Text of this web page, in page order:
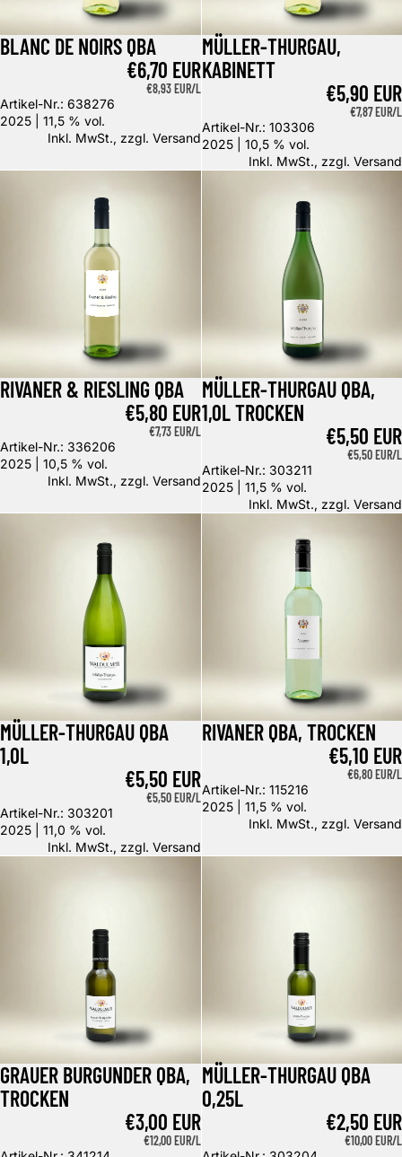
BLANC DE NOIRS QBA
€6,70 EUR
GRUNDPREIS
€8,93 EUR/L
Artikel-Nr.: 638276
2025 | 11,5 % vol.
Inkl. MwSt., zzgl. Versand
MÜLLER-THURGAU,
KABINETT
€5,90 EUR
€7,87 EUR/L
Artikel-Nr.: 103306
2025 | 10,5 % vol.
Inkl. MwSt., zzgl. Versand
RIVANER & RIESLING QBA
€5,80 EUR
GRUNDPREIS
€7,73 EUR/L
Artikel-Nr.: 336206
2025 | 10,5 % vol.
Inkl. MwSt., zzgl. Versand
MÜLLER-THURGAU QBA,
1,0L TROCKEN
€5,50 EUR
GRUNDPREIS
€5,50 EUR/L
Artikel-Nr.: 303211
2025 | 11,5 % vol.
Inkl. MwSt., zzgl. Versand
MÜLLER-THURGAU QBA
1,0L
€5,50 EUR
GRUNDPREIS
€5,50 EUR/L
Artikel-Nr.: 303201
2025 | 11,0 % vol.
Inkl. MwSt., zzgl. Versand
RIVANER QBA, TROCKEN
€5,10 EUR
GRUNDPREIS
€6,80 EUR/L
Artikel-Nr.: 115216
2025 | 11,5 % vol.
Inkl. MwSt., zzgl. Versand
GRAUER BURGUNDER QBA,
TROCKEN
€3,00 EUR
GRUNDPREIS
€12,00 EUR/L
MÜLLER-THURGAU QBA
0,25L
€2,50 EUR
GRUNDPREIS
€10,00 EUR/L